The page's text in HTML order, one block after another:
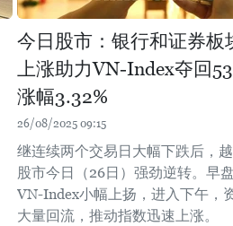
今日股市：银行和证券板
上涨助力VN-Index夺回
涨幅3.32%
26/08/2025 09:15
继连续两个交易日大幅下跌后，
股市今日（26日）强劲逆转。早盘
VN-Index小幅上扬，进入下午，
大量回流，推动指数迅速上涨。